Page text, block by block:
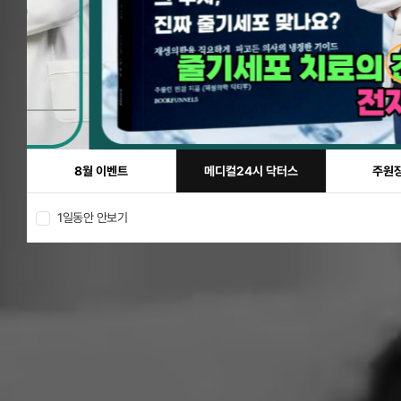
8월 이벤트 메디컬24시 닥터스 주원
1일동안 안보기